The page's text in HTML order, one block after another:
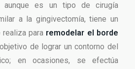
aunque es un tipo de cirugía
a la gingivectomía, tiene un
para remodelar el borde
de lograr un contorno del
en ocasiones, se efectúa